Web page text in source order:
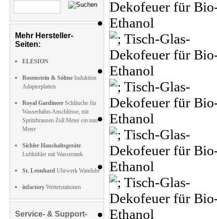
Mehr Hersteller-
Seiten:
ELESION
Rosenstein & Söhne Induktion
Adapterplatten
Royal Gardineer Schläuche für
Wasserhahn-Anschlüsse, mit
Spritzbrausen Zoll Meter cm mm
Meter
Sichler Haushaltsgeräte
Luftkühler mit Wassertank
St. Leonhard Uhrwerk Wanduhr
infactory Wetterstationen
Service- & Support-